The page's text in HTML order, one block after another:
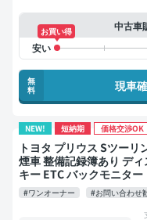
中古車
お買い得
無
料
現車
NEW! 短納期 価格交渉OK
トヨタ プリウス Sツーリ
煙車 整備記録簿あり デ
キー ETC バックモニター
#ワンオーナー #お問い合わせ